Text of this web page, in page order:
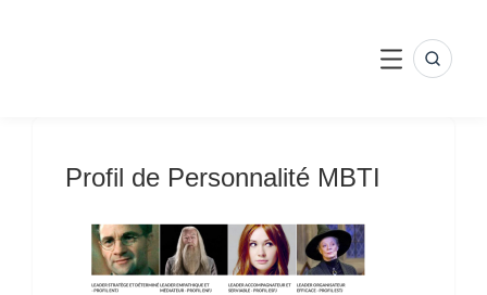
MENU
Profil de Personnalité MBTI